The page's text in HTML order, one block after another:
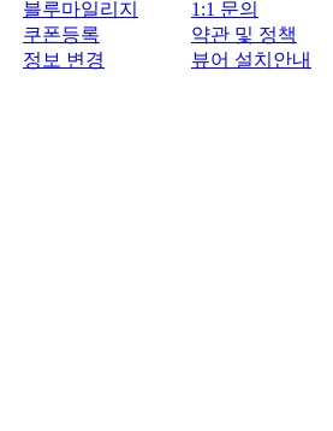
블루마일리지
쿠폰등록
정보 변경
1:1 문의
약관 및 정책
뷰어 설치안내